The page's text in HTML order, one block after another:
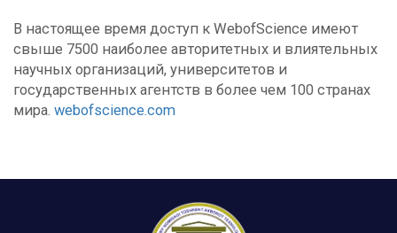
В настоящее время доступ к WebofScience имеют
свыше 7500 наиболее авторитетных и влиятельных
научных организаций, университетов и
государственных агентств в более чем 100 странах
мира. webofscience.com